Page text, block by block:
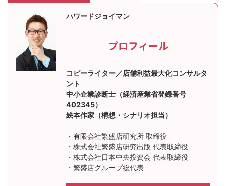
ハワードジョイマン
プロフィール
コピーライター／店舗利益最大化コンサルタ
ント
中小企業診断士（経済産業省登録番号
402345）
絵本作家（構想・シナリオ担当）
・有限会社繁盛店研究所 取締役
・株式会社繁盛店研究出版 代表取締役
・株式会社日本中央投資会 代表取締役
・繁盛店グループ総代表